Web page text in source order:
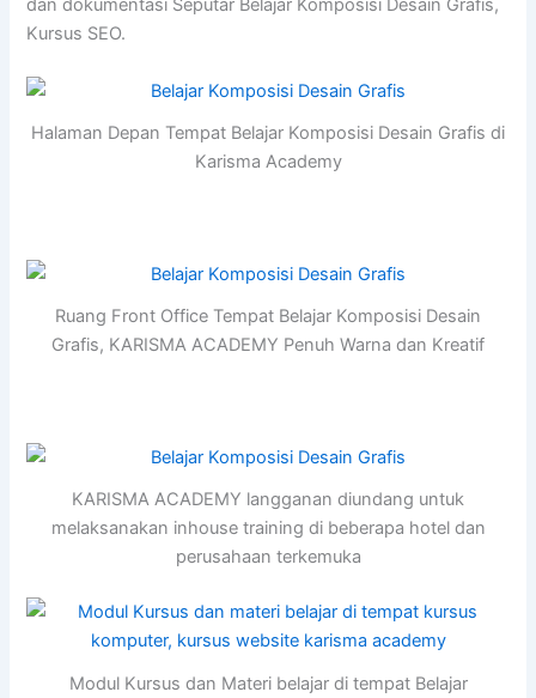
dan dokumentasi Seputar Belajar Komposisi Desain Grafis,
Kursus SEO.
Halaman Depan Tempat Belajar Komposisi Desain Grafis di
Karisma Academy
Ruang Front Office Tempat Belajar Komposisi Desain
Grafis, KARISMA ACADEMY Penuh Warna dan Kreatif
KARISMA ACADEMY langganan diundang untuk
melaksanakan inhouse training di beberapa hotel dan
perusahaan terkemuka
Modul Kursus dan Materi belajar di tempat Belajar